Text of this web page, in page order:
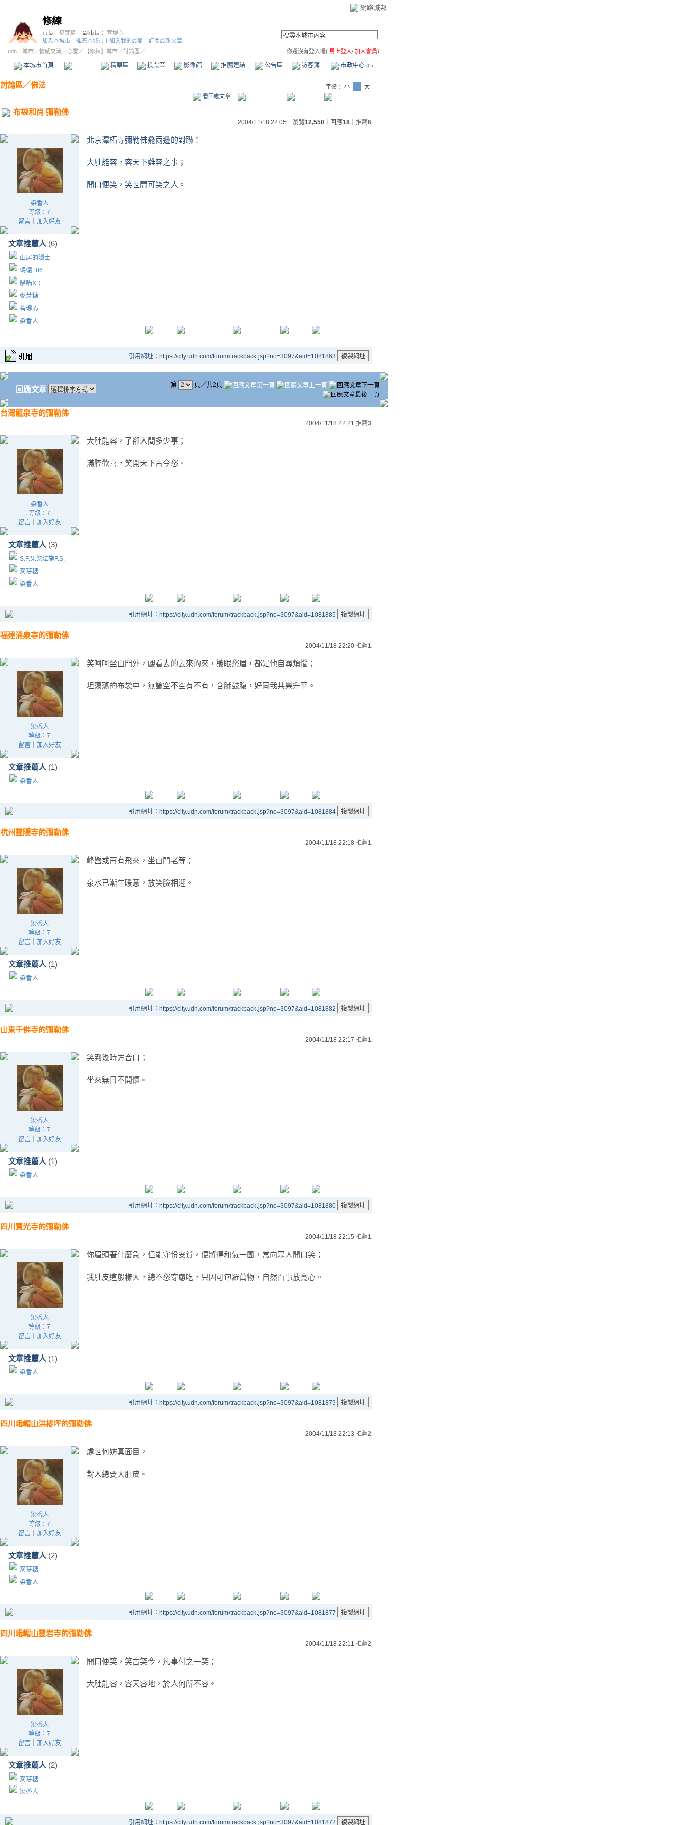
網路城邦
修練
市長： 麥芽糖 副市長： 菩堤心
加入本城市
推薦本城市 加入我的最愛
訂閱最新文章
udn／城市／情感交流／心靈 ／ 【修練】城市／討論區／ 你還沒有登入喔( 馬上登入/ 加入會員)
本城市首頁 精華區 投票區 影像館 推薦連結 公告區 訪客簿 市政中心 (0)
討論區／佛法 字體： 小 中
大
看回應文章
布袋和尚 彌勒佛
2004/11/18 22:05 瀏覽12,550 ｜回應18 推薦6
染香人
等級：7
留言｜ 加入好友
文章推薦人 (6)
山居的隱士
螞蟻186
貓喵XD
麥芽糖
菩堤心
染香人
北京潭柘寺彌勒佛龕兩邊的對聯：
大肚能容，容天下難容之事；
開口便笑，笑世間可笑之人。
引用網址：https://city.udn.com/forum/trackback.jsp?no=3097&aid=1081863
回應文章 第 頁／共2頁
台灣龍泉寺的彌勒佛
2004/11/18 22:21 推薦3
染香人
等級：7
留言｜ 加入好友
文章推薦人 (3)
S.F.果樂法施F.S.
麥芽糖
染香人
大肚能容，了卻人間多少事；
滿腔歡喜，笑開天下古今愁。
引用網址：https://city.udn.com/forum/trackback.jsp?no=3097&aid=1081885
福建涌泉寺的彌勒佛
2004/11/18 22:20 推薦1
染香人
等級：7
留言｜ 加入好友
文章推薦人 (1)
染香人
笑呵呵坐山門外，覷看去的去來的來，皺眼愁眉，都是他自尋煩惱；
坦蕩蕩的布袋中，無論空不空有不有，含脯鼓腹，好同我共樂升平。
引用網址：https://city.udn.com/forum/trackback.jsp?no=3097&aid=1081884
杭州靈隱寺的彌勒佛
2004/11/18 22:18 推薦1
染香人
等級：7
留言｜ 加入好友
文章推薦人 (1)
染香人
峰巒或再有飛來，坐山門老等；
泉水已漸生暖意，放笑臉相迎。
引用網址：https://city.udn.com/forum/trackback.jsp?no=3097&aid=1081882
山東千佛寺的彌勒佛
2004/11/18 22:17 推薦1
染香人
等級：7
留言｜ 加入好友
文章推薦人 (1)
染香人
笑到幾時方合口；
坐來無日不開懷。
引用網址：https://city.udn.com/forum/trackback.jsp?no=3097&aid=1081880
四川寶光寺的彌勒佛
2004/11/18 22:15 推薦1
染香人
等級：7
留言｜ 加入好友
文章推薦人 (1)
染香人
你眉頭著什麼急，但能守份安貧，便將得和氣一團，常向眾人開口笑；
我肚皮這般樣大，總不愁穿慮吃，只因可包羅萬物，自然百事放寬心。
引用網址：https://city.udn.com/forum/trackback.jsp?no=3097&aid=1081879
四川峨嵋山洪椿坪的彌勒佛
2004/11/18 22:13 推薦2
染香人
等級：7
留言｜ 加入好友
文章推薦人 (2)
麥芽糖
染香人
處世何妨真面目，
對人總要大肚皮。
引用網址：https://city.udn.com/forum/trackback.jsp?no=3097&aid=1081877
四川峨嵋山靈岩寺的彌勒佛
2004/11/18 22:11 推薦2
染香人
等級：7
留言｜ 加入好友
文章推薦人 (2)
麥芽糖
染香人
開口便笑，笑古笑今，凡事付之一笑；
大肚能容，容天容地，於人何所不容。
引用網址：https://city.udn.com/forum/trackback.jsp?no=3097&aid=1081872